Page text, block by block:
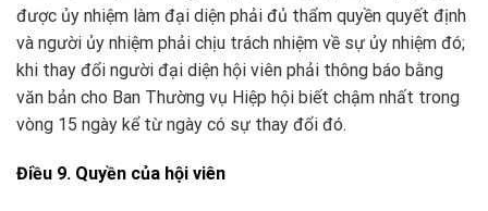
được ủy nhiệm làm đại diện phải đủ thẩm quyền quyết định
và người ủy nhiệm phải chịu trách nhiệm về sự ủy nhiệm đó;
khi thay đổi người đại diện hội viên phải thông báo bằng
văn bản cho Ban Thường vụ Hiệp hội biết chậm nhất trong
vòng 15 ngày kể từ ngày có sự thay đổi đó.
Điều 9. Quyền của hội viên